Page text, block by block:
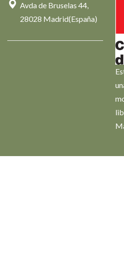
Avda de Bruselas 44,
28028 Madrid(España)